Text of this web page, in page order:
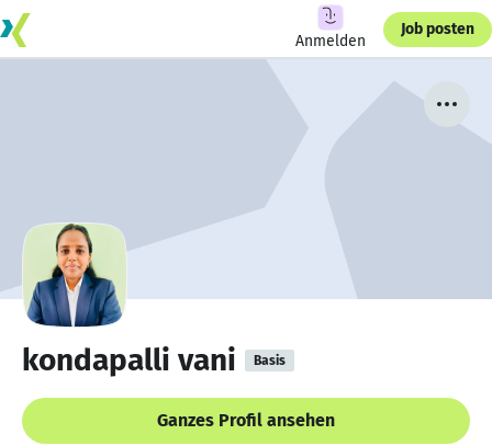
Anmelden
Job posten
kondapalli vani Basis
Ganzes Profil ansehen